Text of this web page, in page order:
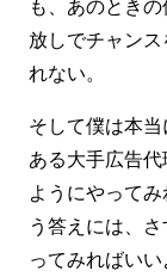
放しでチャン
れない。
そして僕は本
ある大手広告
ようにやって
う答えには、
ってみればい